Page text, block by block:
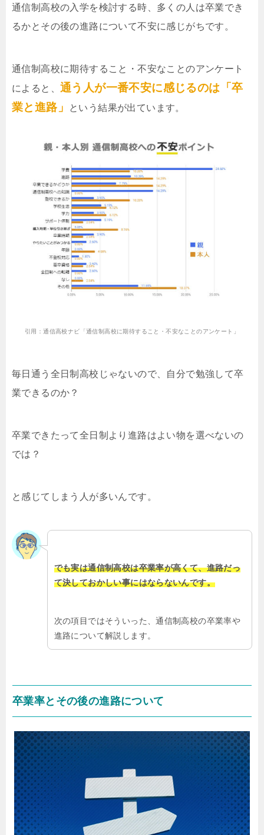
通信制高校の入学を検討する時、多くの人は卒業でき
るかとその後の進路について不安に感じがちです。
通信制高校に期待すること・不安なことのアンケート
によると、 通う人が一番不安に感じるのは「卒
業と進路」
という結果が出ています。
引用：通信高校ナビ「通信制高校に期待すること・不安なことのアンケート」
毎日通う全日制高校じゃないので、自分で勉強して卒
業できるのか？
卒業できたって全日制より進路はよい物を選べないの
では？
と感じてしまう人が多いんです。
でも実は通信制高校は卒業率が高くて、進路だっ
て決しておかしい事にはならないんです。
次の項目ではそういった、通信制高校の卒業率や
進路について解説します。
卒業率とその後の進路について